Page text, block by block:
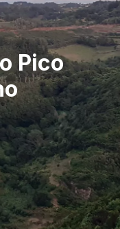
Pico